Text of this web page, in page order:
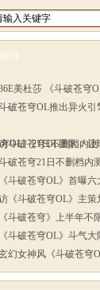
行
美杜莎 《斗破苍穹
破苍穹OL推出异火引
OL》21日不删档内
斗破苍穹OL团队：让
破苍穹21日不删档内
《斗破苍穹OL》首曝
《斗破苍穹OL》主策
《斗破苍穹》上半年不
《斗破苍穹OL》斗气
幻女神风《斗破苍穹